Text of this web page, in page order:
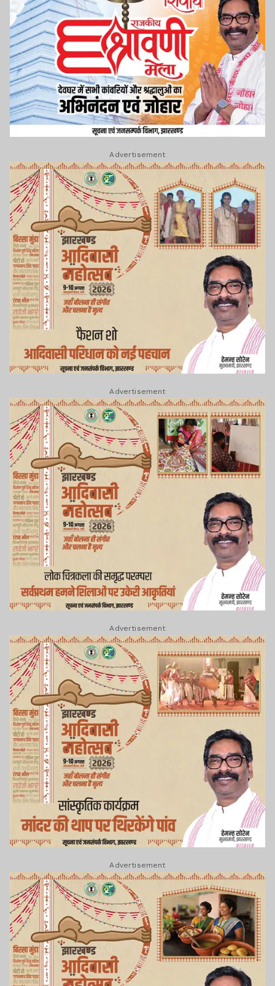
Advertisement
Advertisement
Advertisement
Advertisement